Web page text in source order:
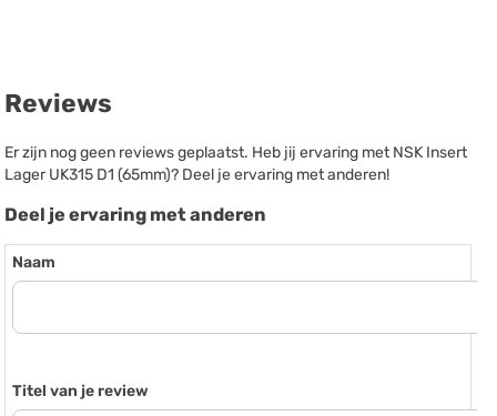
Reviews
Er zijn nog geen reviews geplaatst. Heb jij ervaring met NSK Insert
Lager UK315 D1 (65mm)? Deel je ervaring met anderen!
Deel je ervaring met anderen
Naam
Titel van je review